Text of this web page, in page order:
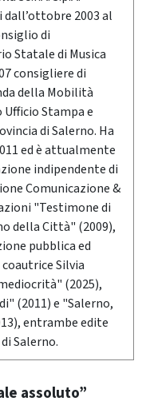
2003 al
di
Statale di Musica
consigliere di
della Mobilità
Ufficio Stampa e
di Salerno. Ha
ed è attualmente
indipendente di
Comunicazione &
"Testimone di
della Città" (2009),
pubblica ed
Silvia
(2025),
(2011) e "Salerno,
entrambe edite
Salerno.
assoluto”